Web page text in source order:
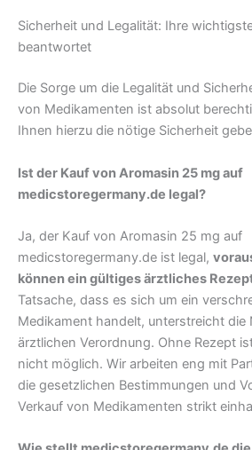
Sicherheit und Legalität: Ihre
beantwortet
Die Sorge um die Legalität und
von Medikamenten ist absolut
Ihnen hierzu die nötige Sicherheit
Ist der Kauf von Aromasin 25 mg auf
medicstoregermany.de legal?
Ja, der Kauf von Aromasin 25 mg auf
medicstoregermany.de ist legal,
können ein gültiges ärztliches
Tatsache, dass es sich um ein
Medikament handelt, unterstreicht
ärztlichen Verordnung. Ohne Rezept
nicht möglich. Wir arbeiten eng mit
die gesetzlichen Bestimmungen und
Verkauf von Medikamenten strikt